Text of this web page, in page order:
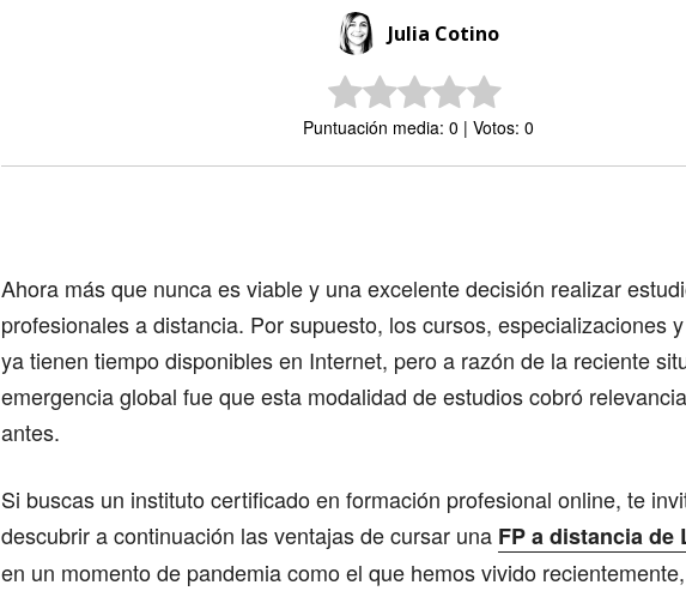
Julia Cotino
Puntuación media: 0 | Votos: 0
Ahora más que nunca es viable y una excelente decisión realizar
profesionales a distancia. Por supuesto, los cursos, especializaciones
ya tienen tiempo disponibles en Internet, pero a razón de la reciente
emergencia global fue que esta modalidad de estudios cobró
antes.
Si buscas un instituto certificado en formación profesional online, te
descubrir a continuación las ventajas de cursar una FP a distancia de
en un momento de pandemia como el que hemos vivido